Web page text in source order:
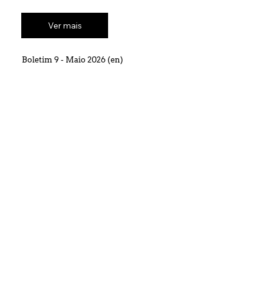
Ver mais
Boletim 9 - Maio 2026 (en)